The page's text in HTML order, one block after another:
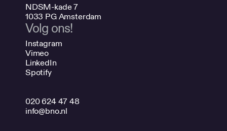
NDSM-kade 7
1033 PG Amsterdam
Volg ons!
Instagram
Vimeo
LinkedIn
Spotify
020 624 47 48
info@bno.nl